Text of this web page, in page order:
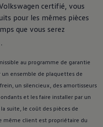
certifié, vous
pour les mêmes pièces
que vous serez
.
au programme de garantie
ensemble de plaquettes de
un silencieux, des amortisseurs
et les faire installer par un
la suite, le coût des pièces de
même client est propriétaire du